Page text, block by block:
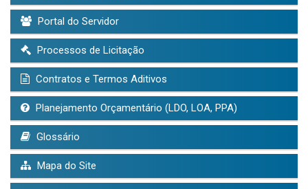
Portal do Servidor
Processos de Licitação
Contratos e Termos Aditivos
Planejamento Orçamentário (LDO, LOA, PPA)
Glossário
Mapa do Site